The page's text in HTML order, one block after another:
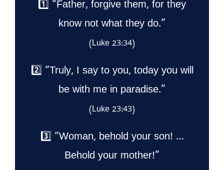
1️⃣ “Father, forgive them, for they
know not what they do.”
(Luke 23:34)
2️⃣ “Truly, I say to you, today you will
be with me in paradise.”
(Luke 23:43)
3️⃣ “Woman, behold your son! …
Behold your mother!”